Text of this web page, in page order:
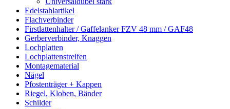
Edelstahlartikel
Flachverbinder
Firstlattenhalter / Gaffelanker FZV 48 mm / GAF48
Gerberverbinder, Knaggen
Lochplatten
Lochplattenstreifen
Montagematerial
Nägel
Pfostenträger + Kappen
Riegel, Kloben, Bänder
Schilder